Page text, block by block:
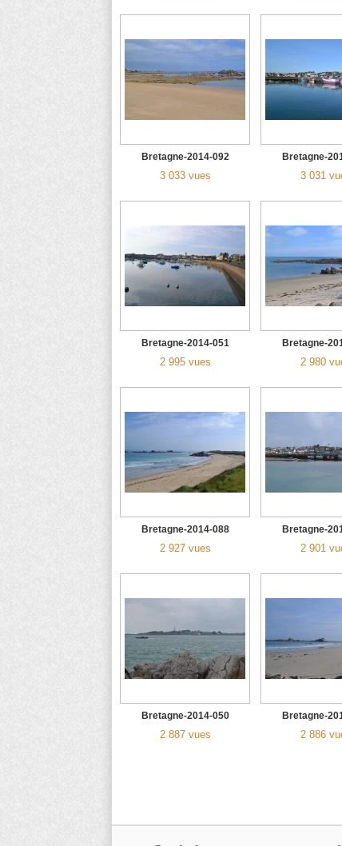
Bretagne-2014-092
3 033 vues
Bretagne-
3 031
Bretagne-2014-051
2 995 vues
Bretagne-
2 980
Bretagne-2014-088
2 927 vues
Bretagne-
2 901
Bretagne-2014-050
2 887 vues
Bretagne-
2 886